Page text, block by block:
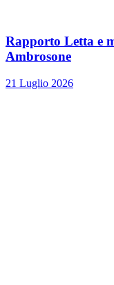
Rapporto Letta e
Ambrosone
21 Luglio 2026